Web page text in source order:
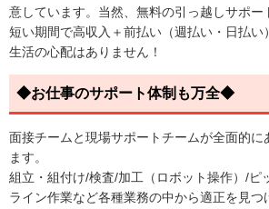
意しています。当然、無料の引っ越しサポー
短い期間で高収入＋前払い（週払い・日払い
生活の心配はありません！
◆お仕事のサポート体制も万全◆
面接チームと現場サポートチームが全面的に
ます。
組立・組付け/検査/加工（ロボット操作）/ピ
ライン作業など各種業務の中から適正を見つ